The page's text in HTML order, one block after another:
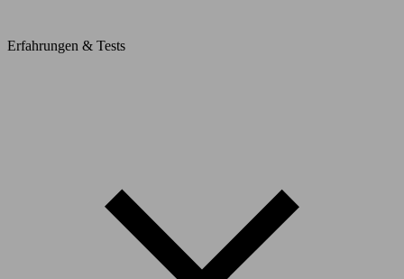
Erfahrungen & Tests